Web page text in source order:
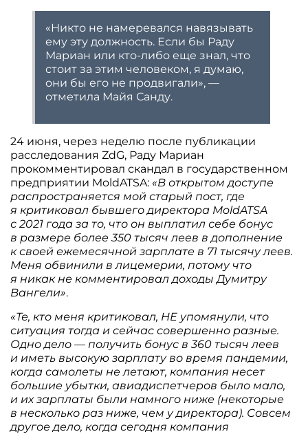
«Никто не намеревался навязывать
ему эту должность. Если бы Раду
Мариан или кто-либо еще знал, что
стоит за этим человеком, я думаю,
они бы его не продвигали», —
отметила Майя Санду.
24 июня, через неделю после публикации
расследования ZdG, Раду Мариан
прокомментировал скандал в государственном
предприятии MoldATSA: «В открытом доступе
распространяется мой старый пост, где
я критиковал бывшего директора MoldATSA
с 2021 года за то, что он выплатил себе бонус
в размере более 350 тысяч леев в дополнение
к своей ежемесячной зарплате в 71 тысячу леев.
Меня обвинили в лицемерии, потому что
я никак не комментировал доходы Думитру
Вангели».
«Те, кто меня критиковал, НЕ упомянули, что
ситуация тогда и сейчас совершенно разные.
Одно дело — получить бонус в 360 тысяч леев
и иметь высокую зарплату во время пандемии,
когда самолеты не летают, компания несет
большие убытки, авиадиспетчеров было мало,
и их зарплаты были намного ниже (некоторые
в несколько раз ниже, чем у директора). Совсем
другое дело, когда сегодня компания